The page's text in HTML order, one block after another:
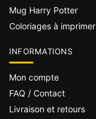
Mug Harry Potter
Coloriages à imprimer
INFORMATIONS
Mon compte
FAQ / Contact
Livraison et retours